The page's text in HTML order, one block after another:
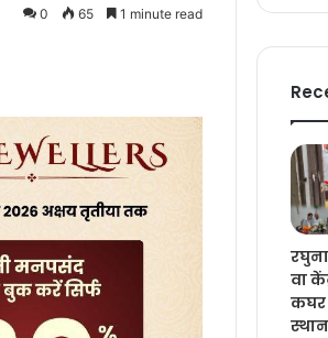
0 65 1 minute read
वा